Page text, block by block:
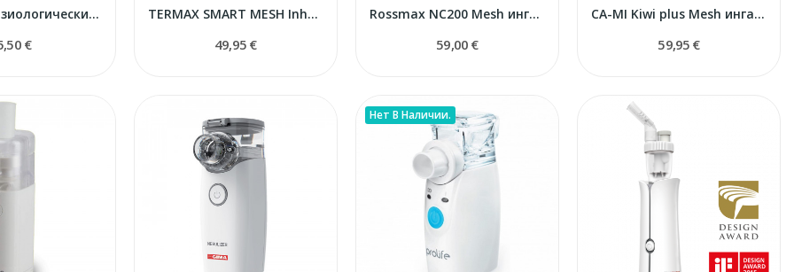
Раствор физиологический для гигиены носа
€
TERMAX SMART MESH Inhalators
49,95 €
Rossmax NC200 Mesh ингалятор
59,00 €
CA-MI Kiwi plus Mesh ингалятор
59,95 €
Нет В Наличии.